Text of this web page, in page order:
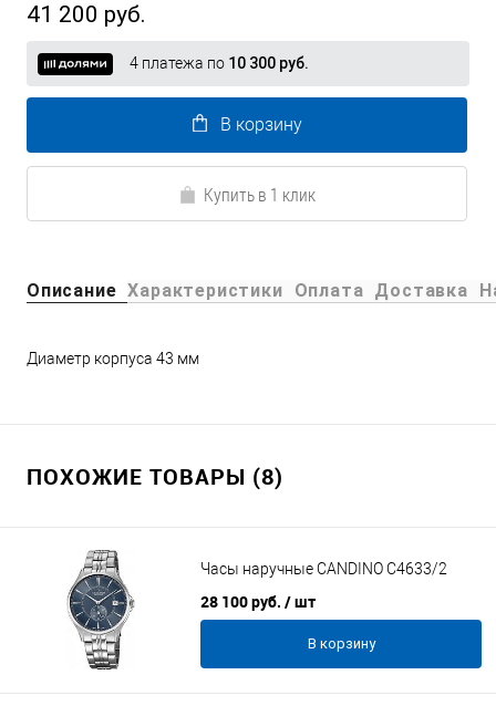
41 200 руб.
4 платежа по 10 300 руб.
В корзину
Купить в 1 клик
Описание Характеристики Оплата Доставка
Диаметр корпуса 43 мм
ПОХОЖИЕ ТОВАРЫ (8)
Часы наручные CANDINO C4633/2
28 100 руб. / шт
В корзину